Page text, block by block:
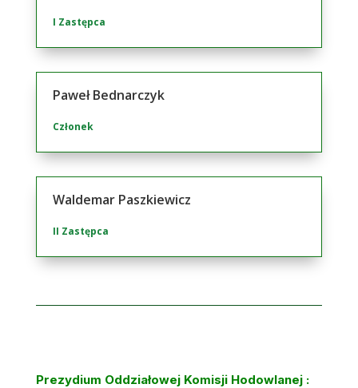
I Zastępca
Paweł Bednarczyk
Członek
Waldemar Paszkiewicz
II Zastępca
Prezydium Oddziałowej Komisji Hodowlanej :